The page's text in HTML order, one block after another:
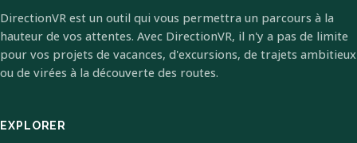
DirectionVR est un outil qui vous permettra un parcours à la
hauteur de vos attentes. Avec DirectionVR, il n'y a pas de limite
pour vos projets de vacances, d'excursions, de trajets ambitieux
ou de virées à la découverte des routes.
EXPLORER